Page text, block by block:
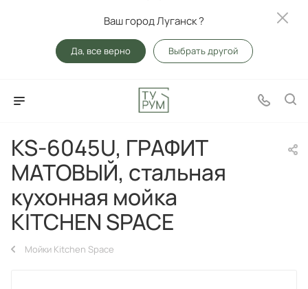
Ваш город Луганск ?
Да, все верно Выбрать другой
KS-6045U, ГРАФИТ
МАТОВЫЙ, стальная
кухонная мойка
KITCHEN SPACE
Мойки Kitchen Space